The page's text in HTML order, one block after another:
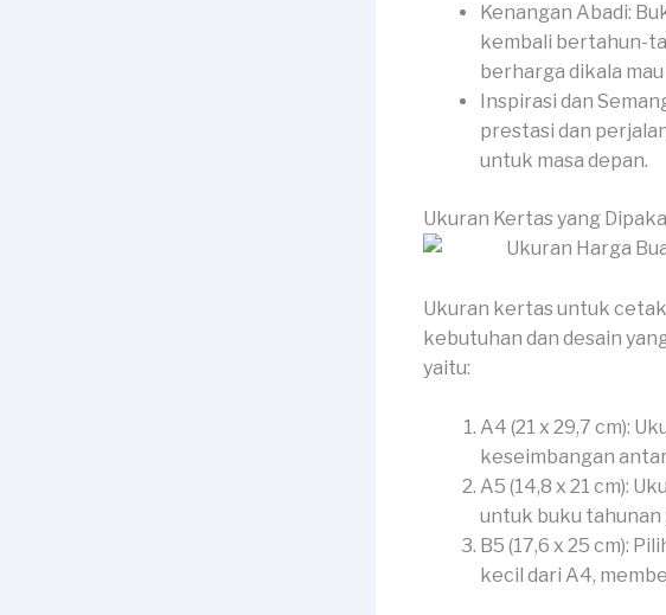
Kenangan Abadi:
kembali bertahun-
berharga dikala
Inspirasi dan
prestasi dan
untuk masa depan.
Ukuran Kertas yang
Ukuran kertas untuk
kebutuhan dan desain
yaitu:
A4 (21 x 29,7 cm):
keseimbangan
A5 (14,8 x 21 cm):
untuk buku tahunan
B5 (17,6 x 25 cm):
kecil dari A4,